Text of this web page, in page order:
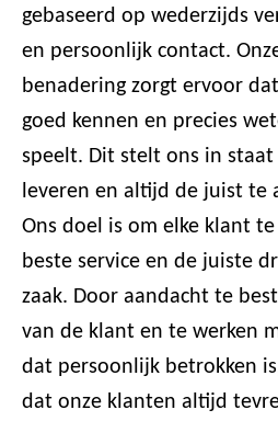
gebaseerd op wederzijds
en persoonlijk contact.
benadering zorgt ervoor
goed kennen en precies
speelt. Dit stelt ons in
leveren en altijd de juist te
Ons doel is om elke klant
beste service en de juiste
zaak. Door aandacht te
van de klant en te werken
dat persoonlijk betrokken
dat onze klanten altijd